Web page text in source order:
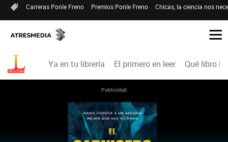
Carreras Ponle Freno Premios Ponle Freno Chicas, la ciencia nos
Ya en tu librería El primero en leer Qué libro
Publicidad